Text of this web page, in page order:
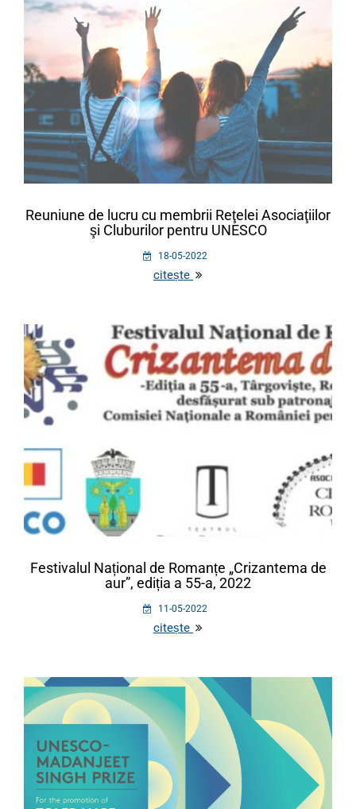
Reuniune de lucru cu membrii Reţelei Asociaţiilor
şi Cluburilor pentru UNESCO
18-05-2022
citește
Festivalul Național de Romanțe „Crizantema de
aur”, ediția a 55-a, 2022
11-05-2022
citește